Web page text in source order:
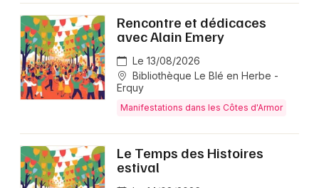
Magazine dans les Côtes d'Armor
Choisir mes départements
Rencontre et dédicaces
avec Alain Emery
Le 13/08/2026
Bibliothèque Le Blé en Herbe -
Erquy
Manifestations dans les Côtes d'Armor
Le Temps des Histoires
estival